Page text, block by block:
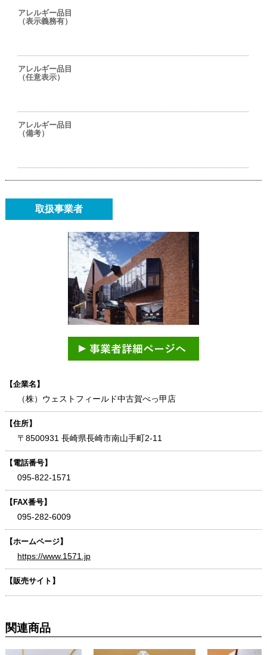
アレルギー品目
（表示義務有）
アレルギー品目
（任意表示）
アレルギー品目
（備考）
取扱事業者
【企業名】
（株）ウェストフィールド中古賀べっ甲店
【住所】
〒8500931 長崎県長崎市南山手町2-11
【電話番号】
095-822-1571
【FAX番号】
095-282-6009
【ホームページ】
https://www.1571.jp
【販売サイト】
関連商品